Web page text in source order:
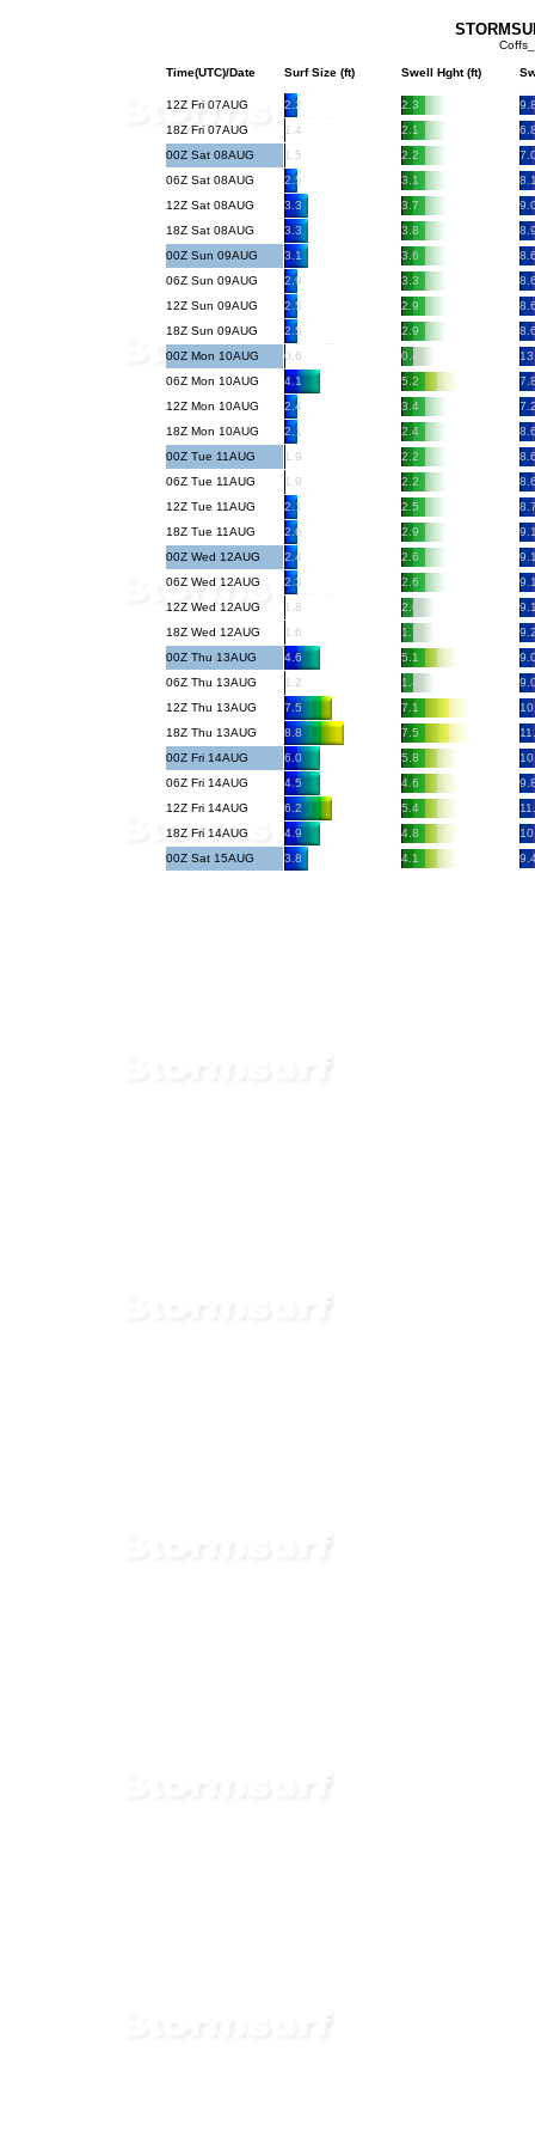
Time(UTC)/Date Surf Size (ft) Swell Hght (ft)
12Z Fri 07AUG 2.2 2.3
18Z Fri 07AUG
1.4 2.1
00Z Sat 08AUG
1.5 2.2
06Z Sat 08AUG
2.5 3.1
12Z Sat 08AUG
3.3 3.7
18Z Sat 08AUG
3.3 3.8
00Z Sun 09AUG
3.1 3.6
06Z Sun 09AUG
2.9 3.3
12Z Sun 09AUG
2.5 2.9
18Z Sun 09AUG
2.5 2.9
00Z Mon 10AUG
0.6 0.4
06Z Mon 10AUG
4.1 5.2
12Z Mon 10AUG
2.4 3.4
18Z Mon 10AUG
2.1 2.4
00Z Tue 11AUG
1.9 2.2
06Z Tue 11AUG
1.9 2.2
12Z Tue 11AUG
2.1 2.5
18Z Tue 11AUG
2.6 2.9
00Z Wed 12AUG
2.4 2.6
06Z Wed 12AUG
2.3 2.6
12Z Wed 12AUG
1.8 2.0
18Z Wed 12AUG
1.6 1.7
00Z Thu 13AUG
4.6 5.1
06Z Thu 13AUG
1.2 1.4
12Z Thu 13AUG
7.5 7.1
18Z Thu 13AUG
8.8 7.5
00Z Fri 14AUG
6.0 5.8
06Z Fri 14AUG
4.5 4.6
12Z Fri 14AUG
6.2 5.4
18Z Fri 14AUG
4.9 4.8
00Z Sat 15AUG
3.8 4.1